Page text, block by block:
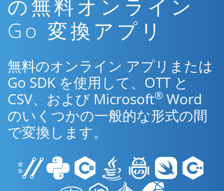
の無料オンライン
Go 変換アプリ
無料のオンライン アプリまたは
Go SDK を使用して、OTT と
CSV、および Microsoft® Word
のいくつかの一般的な形式の間
で変換します。